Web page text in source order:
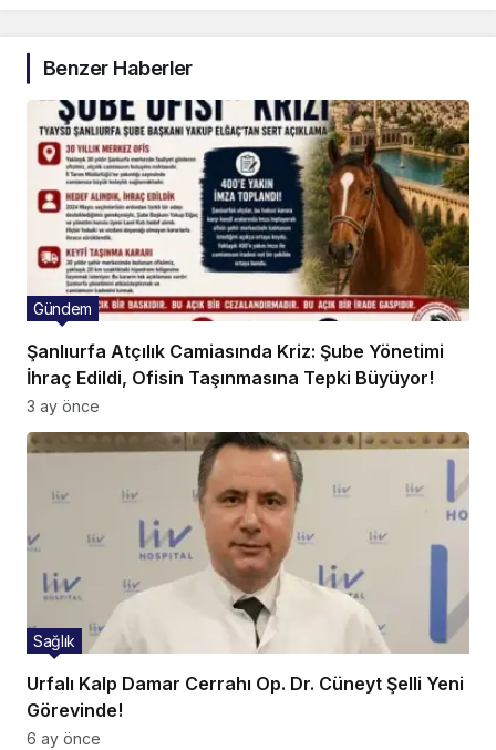
Benzer Haberler
Şanlıurfa Atçılık Camiasında Kriz: Şube Yönetimi
İhraç Edildi, Ofisin Taşınmasına Tepki Büyüyor!
Gündem
3 ay önce
Urfalı Kalp Damar Cerrahı Op. Dr. Cüneyt Şelli Yeni
Görevinde!
Sağlık
6 ay önce